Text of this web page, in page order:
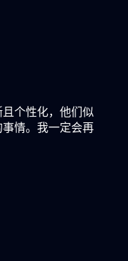
个性化，他们似
情。我一定会再